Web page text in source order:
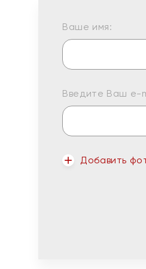
Ваше имя:
Введите Ваш e-
Добавить